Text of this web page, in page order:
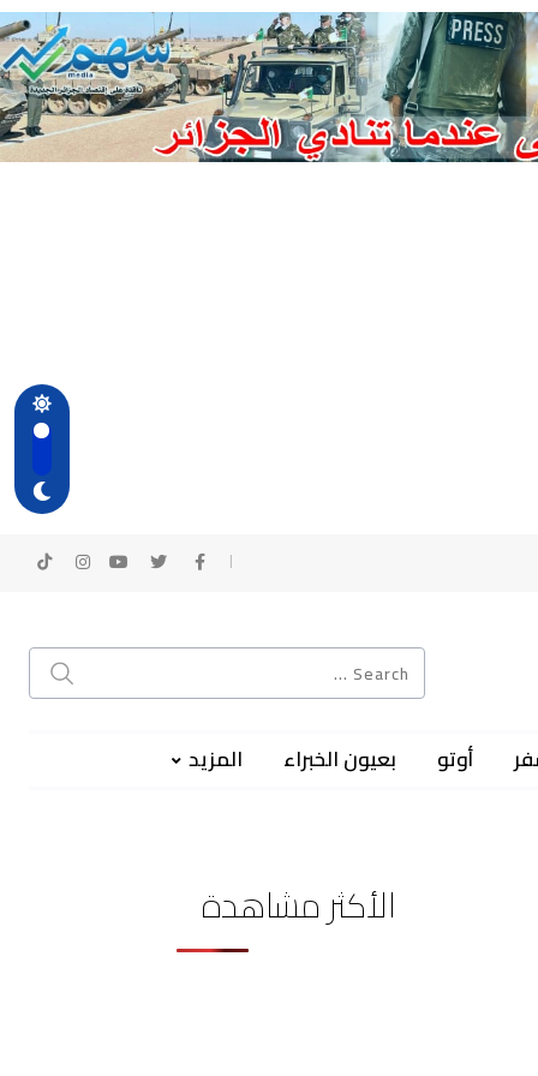
أوتو بعيون الخبراء المزيد
الأكثر مشاهدة